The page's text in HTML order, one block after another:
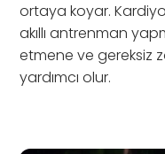
ortaya koyar.
akıllı antrenman
etmene ve gereksiz
yardımcı olur.